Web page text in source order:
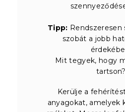
Tipp: Rendszeresen
szobát a jobb
Mit tegyek, hogy
tartson?
Kerülje a
anyagokat, amelyek